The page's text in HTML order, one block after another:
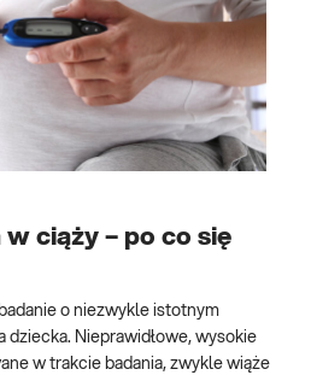
ciąży – po co się
o niezwykle istotnym
dziecka. Nieprawidłowe, wysokie
w trakcie badania, zwykle wiąże